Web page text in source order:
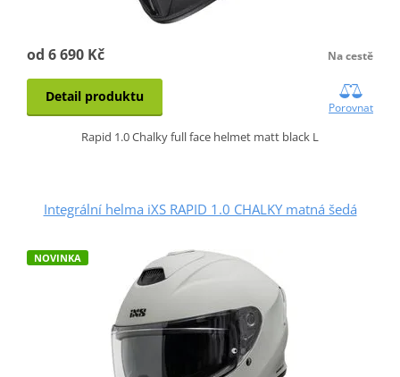
od 6 690 Kč Na cestě
Detail produktu
Porovnat
Rapid 1.0 Chalky full face helmet matt black L
Integrální helma iXS RAPID 1.0 CHALKY matná šedá
NOVINKA